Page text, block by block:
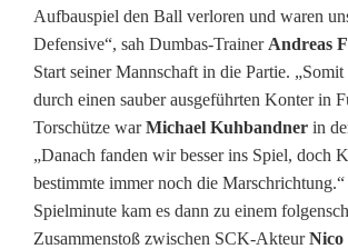
Aufbauspiel den Ball verloren und waren
Defensive“, sah Dumbas-Trainer Andreas
Start seiner Mannschaft in die Partie.
durch einen sauber ausgeführten Konter in
Torschütze warMichael Kuhbandner in
„Danach fanden wir besser ins Spiel, doch
bestimmte immer noch die
Spielminute kam es dann zu einem
Zusammenstoß zwischen SCK-Akteur